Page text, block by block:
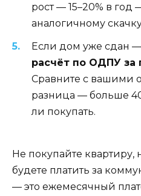
рост — 15–20% в год
аналогичному
Если дом уже сдан
расчёт по ОДПУ за
Сравните с вашими
разница — больше
ли покупать.
Не покупайте квартиру,
будете платить за
— это ежемесячный